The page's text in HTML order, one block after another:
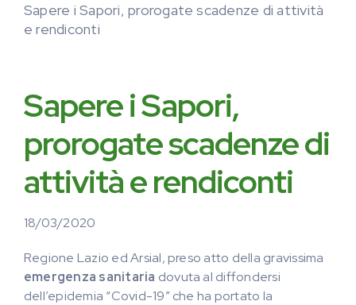
Sapere i Sapori, prorogate scadenze di attività
e rendiconti
Sapere i Sapori,
prorogate scadenze di
attività e rendiconti
18/03/2020
Regione Lazio ed Arsial, preso atto della gravissima
emergenza sanitaria dovuta al diffondersi
dell’epidemia “Covid-19” che ha portato la